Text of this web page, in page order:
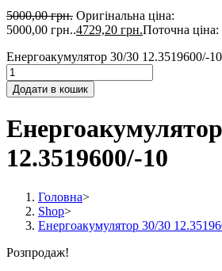
5000,00грн. Оригінальна ціна:
5000,00 грн..4729,20 грн.Поточна
Енергоакумулятор 30/30 12.3519600/-10
Додати в кошик
12.3519600/-10
Головна>
Shop>
Енергоакумулятор 30/30
Розпродаж!